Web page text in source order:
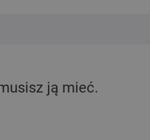
ją mieć.